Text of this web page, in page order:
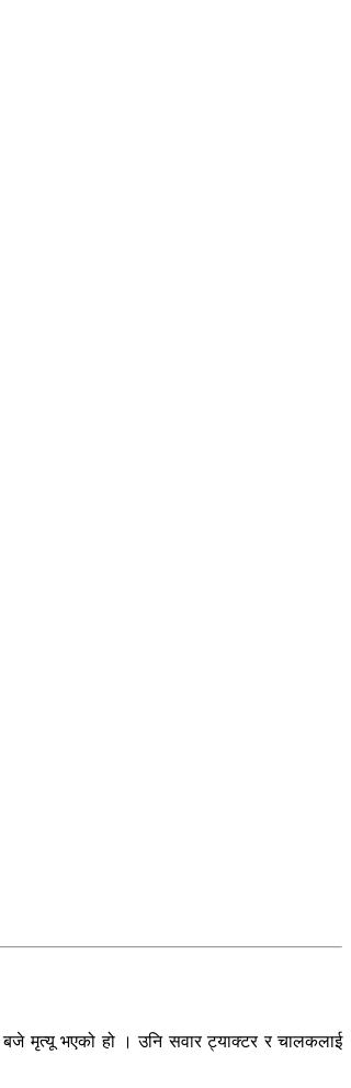
मृत्यू भएको हो । उनि सवार ट्याक्टर र चालकलाई